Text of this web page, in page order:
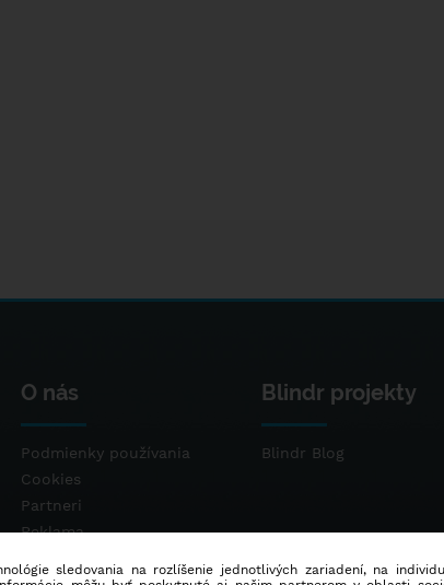
O nás
Podmienky používania
Cookies
Partneri
Reklama
Blindr projekty
Blindr Blog
sledovania na rozlíšenie jednotlivých zariadení, na